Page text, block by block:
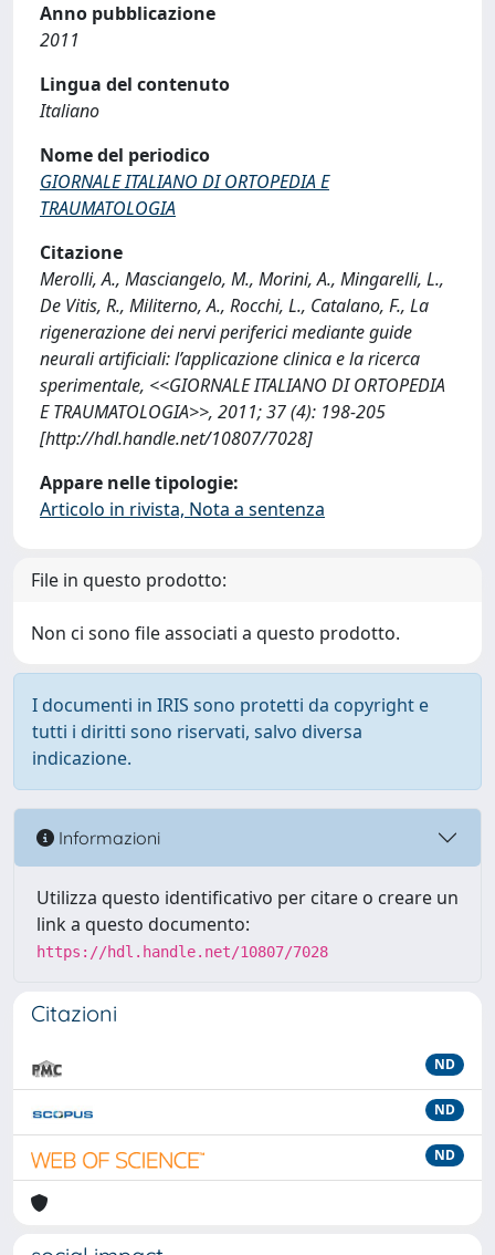
Anno pubblicazione
2011
Lingua del contenuto
Italiano
Nome del periodico
GIORNALE ITALIANO DI ORTOPEDIA E
TRAUMATOLOGIA
Citazione
Merolli, A., Masciangelo, M., Morini, A., Mingarelli, L.,
De Vitis, R., Militerno, A., Rocchi, L., Catalano, F., La
rigenerazione dei nervi periferici mediante guide
neurali artificiali: l’applicazione clinica e la ricerca
sperimentale, <<GIORNALE ITALIANO DI ORTOPEDIA
E TRAUMATOLOGIA>>, 2011; 37 (4): 198-205
[http://hdl.handle.net/10807/7028]
Appare nelle tipologie:
Articolo in rivista, Nota a sentenza
File in questo prodotto:
Non ci sono file associati a questo prodotto.
I documenti in IRIS sono protetti da copyright e
tutti i diritti sono riservati, salvo diversa
indicazione.
Informazioni
Utilizza questo identificativo per citare o creare un
link a questo documento:
https://hdl.handle.net/10807/7028
Citazioni
ND
ND
ND